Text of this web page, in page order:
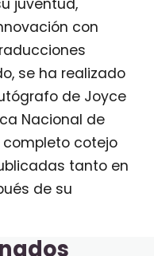
con
se ha realizado
de Joyce
Nacional de
completo cotejo
tanto en
de su